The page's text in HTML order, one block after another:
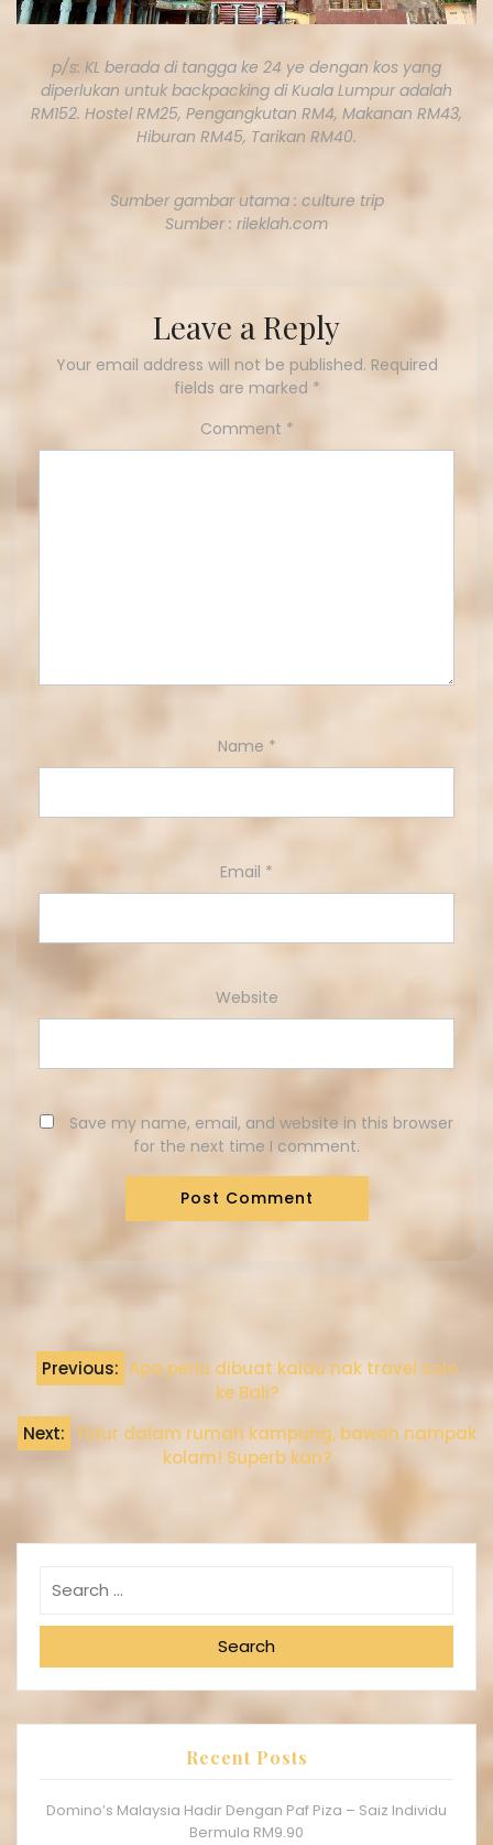
p/s: KL berada di tangga ke 24 ye dengan kos yang
diperlukan untuk backpacking di Kuala Lumpur adalah
RM152. Hostel RM25, Pengangkutan RM4, Makanan RM43,
Hiburan RM45, Tarikan RM40.
Sumber gambar utama : culture trip
Sumber : rileklah.com
Leave a Reply
Your email address will not be published. Required
fields are marked *
Comment *
Name *
Email *
Website
Save my name, email, and website in this browser
for the next time I comment.
Previous: Apa perlu dibuat kalau nak travel solo
ke Bali?
Next: Tidur dalam rumah kampung, bawah nampak
kolam! Superb kan?
Search
Recent Posts
Domino’s Malaysia Hadir Dengan Paf Piza – Saiz Individu
Bermula RM9.90